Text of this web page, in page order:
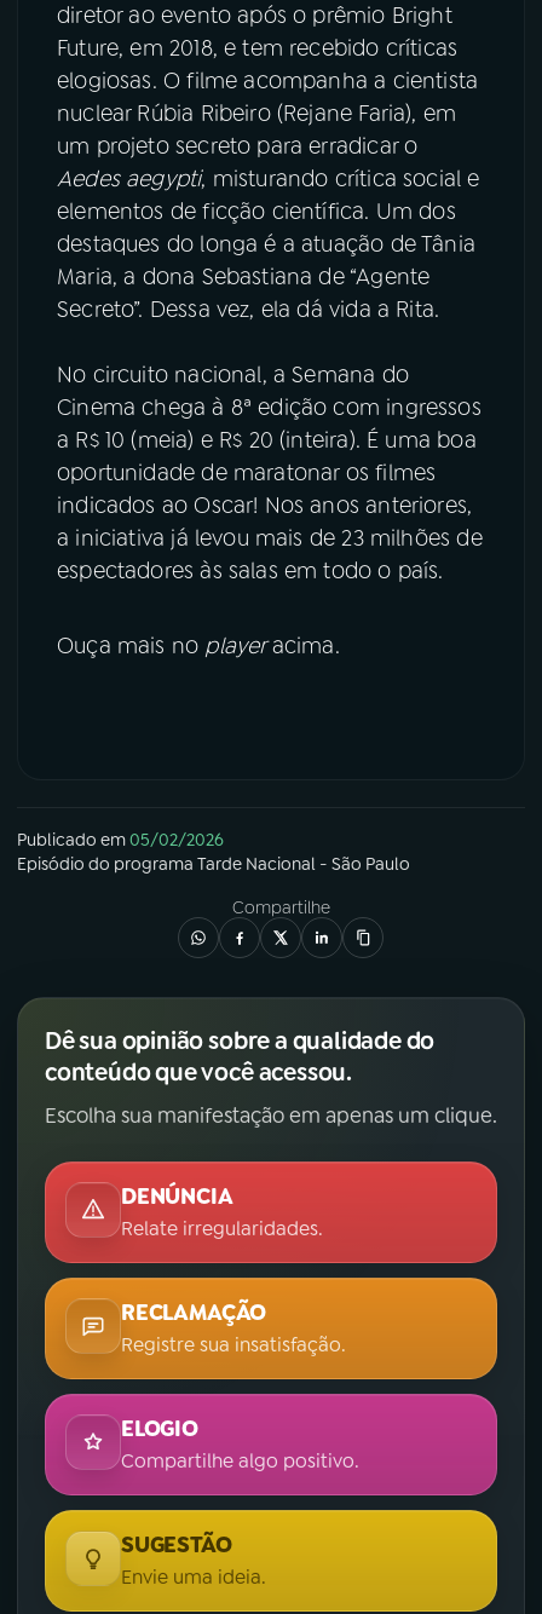
diretor ao evento após o prêmio Bright
Future, em 2018, e tem recebido críticas
elogiosas. O filme acompanha a cientista
nuclear Rúbia Ribeiro (Rejane Faria), em
um projeto secreto para erradicar o
Aedes aegypti, misturando crítica social e
elementos de ficção científica. Um dos
destaques do longa é a atuação de Tânia
Maria, a dona Sebastiana de “Agente
Secreto”. Dessa vez, ela dá vida a Rita.
No circuito nacional, a Semana do
Cinema chega à 8ª edição com ingressos
a R$ 10 (meia) e R$ 20 (inteira). É uma boa
oportunidade de maratonar os filmes
indicados ao Oscar! Nos anos anteriores,
a iniciativa já levou mais de 23 milhões de
espectadores às salas em todo o país.
Ouça mais no playeracima.
Publicado em05/02/2026
Episódio do programa Tarde Nacional - São Paulo
Compartilhe
Dê sua opinião sobre a qualidade do
conteúdo que você acessou.
Escolha sua manifestação em apenas um clique.
DENÚNCIA
Relate irregularidades.
RECLAMAÇÃO
Registre sua insatisfação.
ELOGIO
Compartilhe algo positivo.
SUGESTÃO
Envie uma ideia.